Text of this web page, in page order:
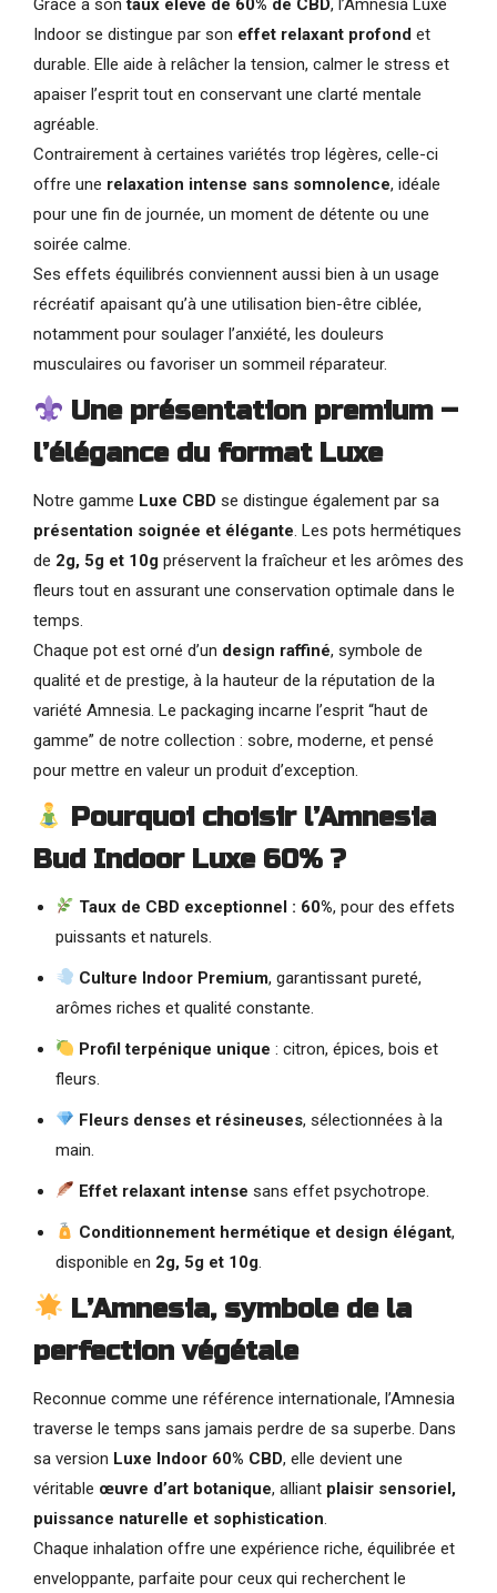
Indoor se distingue par son effet relaxant profond et
durable. Elle aide à relâcher la tension, calmer le stress et
apaiser l’esprit tout en conservant une clarté mentale
agréable.
Contrairement à certaines variétés trop légères, celle-ci
offre une relaxation intense sans somnolence, idéale
pour une fin de journée, un moment de détente ou une
soirée calme.
Ses effets équilibrés conviennent aussi bien à un usage
récréatif apaisant qu’à une utilisation bien-être ciblée,
notamment pour soulager l’anxiété, les douleurs
musculaires ou favoriser un sommeil réparateur.
Une présentation premium –
l’élégance du format Luxe
Notre gamme Luxe CBD se distingue également par sa
présentation soignée et élégante . Les pots hermétiques
de 2g, 5g et 10g préservent la fraîcheur et les arômes des
fleurs tout en assurant une conservation optimale dans le
temps.
Chaque pot est orné d’un design raffiné, symbole de
qualité et de prestige, à la hauteur de la réputation de la
variété Amnesia. Le packaging incarne l’esprit “haut de
gamme” de notre collection : sobre, moderne, et pensé
pour mettre en valeur un produit d’exception.
Pourquoi choisir l’Amnesia
Bud Indoor Luxe 60% ?
Taux de CBD exceptionnel : 60%, pour des effets
puissants et naturels.
Culture Indoor Premium, garantissant pureté,
arômes riches et qualité constante.
Profil terpénique unique : citron, épices, bois et
fleurs.
Fleurs denses et résineuses, sélectionnées à la
main.
Effet relaxant intense sans effet psychotrope.
Conditionnement hermétique et design élégant,
disponible en 2g, 5g et 10g
L’Amnesia, symbole de la
perfection végétale
Reconnue comme une référence internationale, l’Amnesia
traverse le temps sans jamais perdre de sa superbe. Dans
sa version Luxe Indoor 60% CBD, elle devient une
véritable œuvre d’art botanique, alliant plaisir sensoriel,
puissance naturelle et sophistication
Chaque inhalation offre une expérience riche, équilibrée et
enveloppante, parfaite pour ceux qui recherchent le